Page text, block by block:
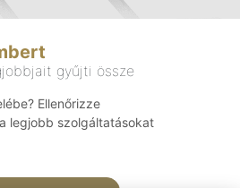
gyűjti össze
Ellenőrizze
legjobb szolgáltatásokat